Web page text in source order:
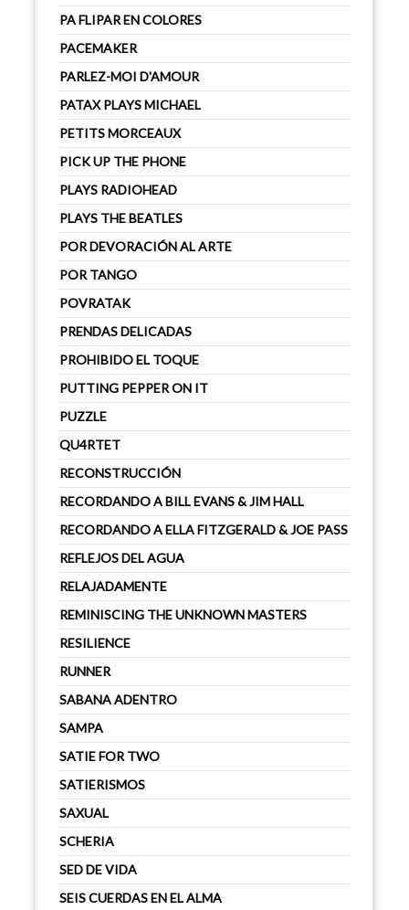
PA FLIPAR EN COLORES
PACEMAKER
PARLEZ-MOI D'AMOUR
PATAX PLAYS MICHAEL
PETITS MORCEAUX
PICK UP THE PHONE
PLAYS RADIOHEAD
PLAYS THE BEATLES
POR DEVORACIÓN AL ARTE
POR TANGO
POVRATAK
PRENDAS DELICADAS
PROHIBIDO EL TOQUE
PUTTING PEPPER ON IT
PUZZLE
QU4RTET
RECONSTRUCCIÓN
RECORDANDO A BILL EVANS & JIM HALL
RECORDANDO A ELLA FITZGERALD & JOE PASS
REFLEJOS DEL AGUA
RELAJADAMENTE
REMINISCING THE UNKNOWN MASTERS
RESILIENCE
RUNNER
SABANA ADENTRO
SAMPA
SATIE FOR TWO
SATIERISMOS
SAXUAL
SCHERIA
SED DE VIDA
SEIS CUERDAS EN EL ALMA